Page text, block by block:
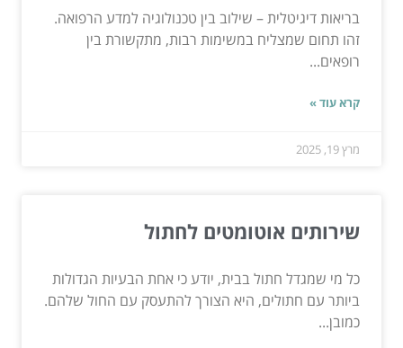
בריאות דיגיטלית – שילוב בין טכנולוגיה למדע הרפואה.
זהו תחום שמצליח במשימות רבות, מתקשורת בין
רופאים...
קרא עוד »
מרץ 19, 2025
שירותים אוטומטים לחתול
כל מי שמגדל חתול בבית, יודע כי אחת הבעיות הגדולות
ביותר עם חתולים, היא הצורך להתעסק עם החול שלהם.
כמובן...